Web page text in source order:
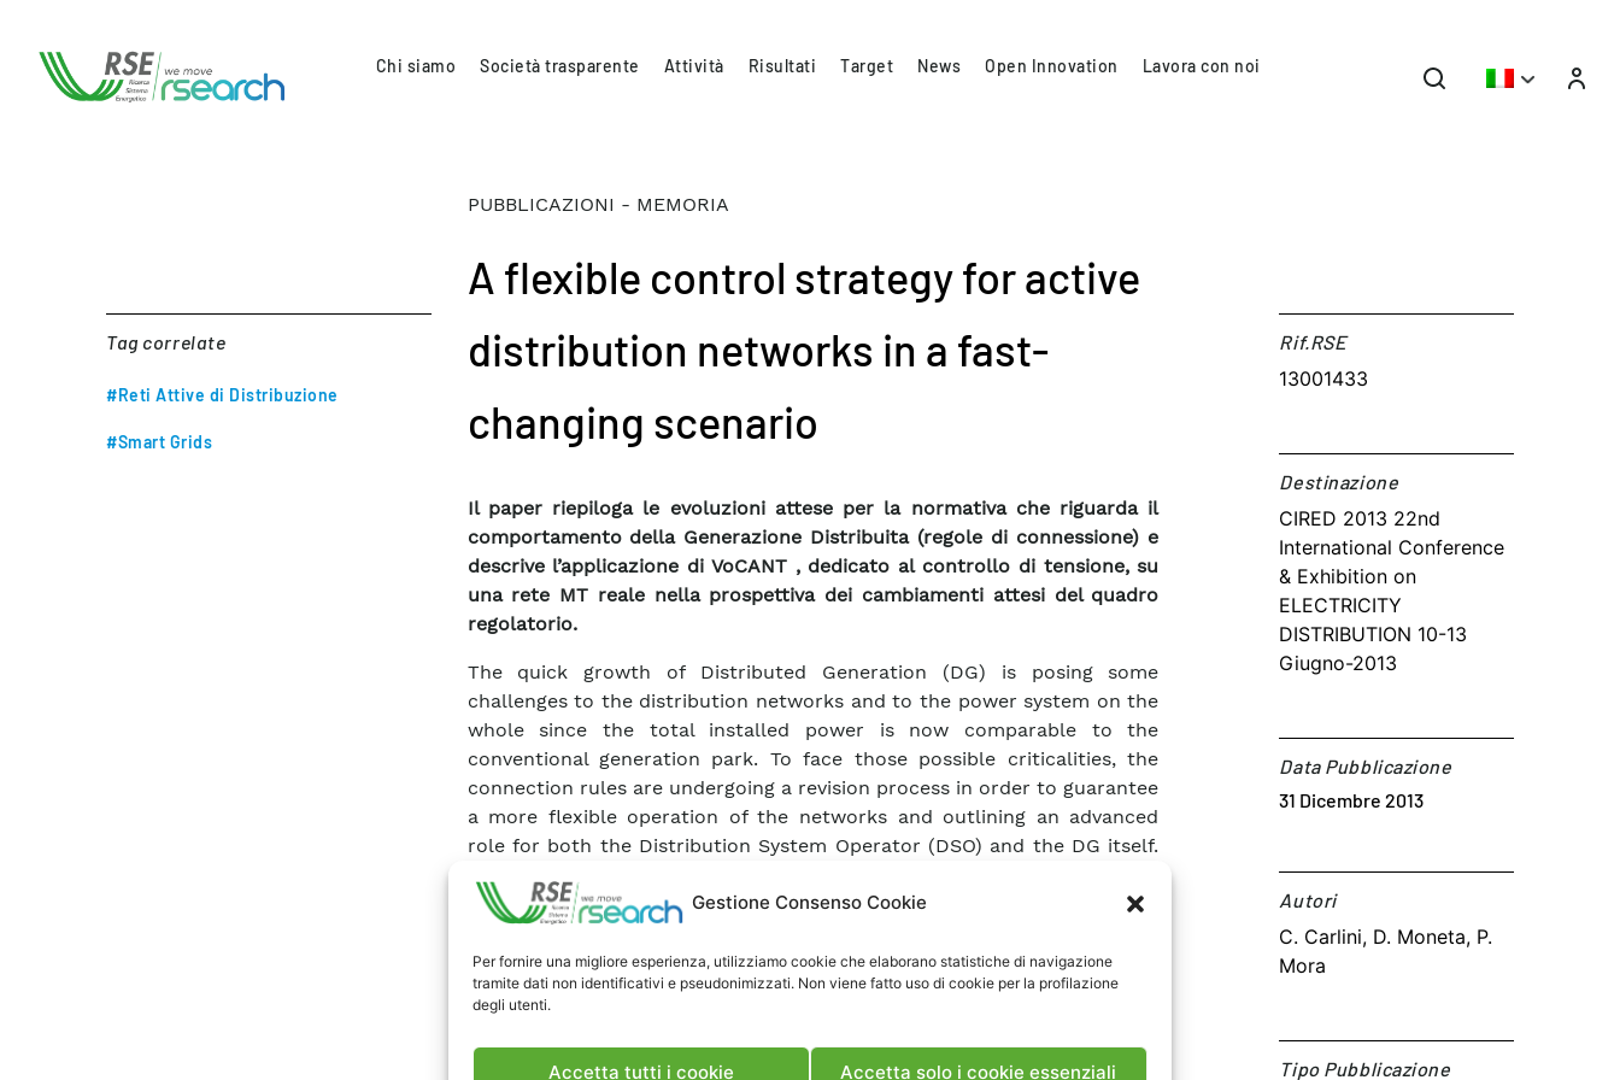
Gestione Consenso Cookie
Per fornire una migliore esperienza, utilizziamo cookie che elaborano statistiche di navigazione
tramite dati non identificativi e pseudonimizzati. Non viene fatto uso di cookie per la profilazione
degli utenti.
Accetta tutti i cookie Accetta solo i cookie essenziali
Chi siamo Società trasparente Attività Risultati Target News Open Innovation Lavora con noi
Tag correlate
#Reti Attive di Distribuzione
#Smart Grids
PUBBLICAZIONI - MEMORIA
A flexible control strategy for active
distribution networks in a fast-
changing scenario
Il paper riepiloga le evoluzioni attese per la normativa che riguarda il
comportamento della Generazione Distribuita (regole di connessione) e
descrive l’applicazione di VoCANT , dedicato al controllo di tensione, su
una rete MT reale nella prospettiva dei cambiamenti attesi del quadro
regolatorio.
The quick growth of Distributed Generation (DG) is posing some
challenges to the distribution networks and to the power system on the
whole since the total installed power is now comparable to the
conventional generation park. To face those possible criticalities, the
connection rules are undergoing a revision process in order to guarantee
a more flexible operation of the networks and outlining an advanced
role for both the Distribution System Operator (DSO) and the DG itself.
gain further flexibility from DG power modulation and storage units
operated by the DSO. This paper describes an algorithm for the voltage
regulation developed by RSE (“DISCoVER”) that guarantees achievement
of technical goals minimizing the overall dispatching cost. It is able to
manage different regulation resources, with respect to their technical
and economic features. In order to evaluate possible contribution of
Rif.RSE​
13001433
Destinazione​
CIRED 2013 22nd
International Conference
& Exhibition on
ELECTRICITY
DISTRIBUTION 10-13
Giugno-2013
Data Pubblicazione
31 Dicembre 2013
Autori​
C. Carlini, D. Moneta, P.
Mora
Tipo Pubblicazione